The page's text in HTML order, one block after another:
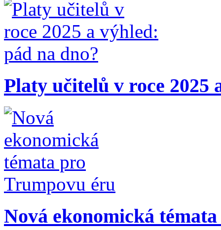
Platy učitelů v roce 2025
Nová ekonomická